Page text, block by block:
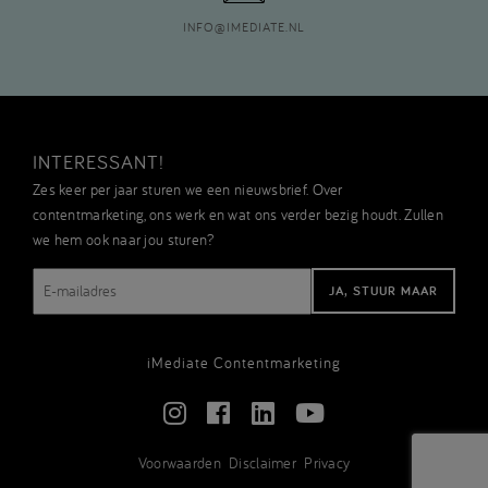
INFO@ IMEDIATE.NL
INTERESSANT!
Zes keer per jaar sturen we een nieuwsbrief. Over
contentmarketing, ons werk en wat ons verder bezig houdt. Zullen
we hem ook naar jou sturen?
mailadres
iMediate Contentmarketing
Voorwaarden Disclaimer Privacy